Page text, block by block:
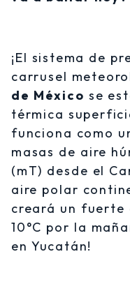
¡El sistema de
carrusel
de México se
térmica
funciona como
masas de aire
(mT) desde el
aire polar
creará un fuerte
10°C por la
en Yucatán!